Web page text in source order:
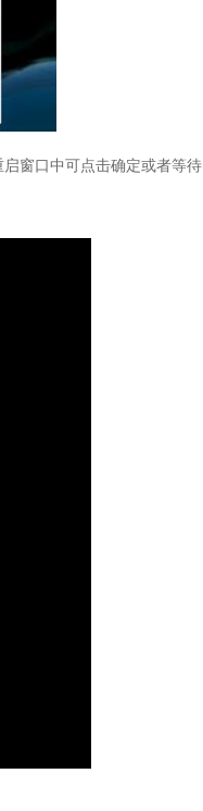
窗口中可点击确定或者等待